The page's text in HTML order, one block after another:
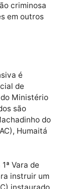
300 agentes
esta
89
é
de
são
Machadinho